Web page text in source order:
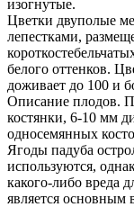
изогнутые.
Цветки двуполые
лепестками,
белого оттенков.
доживает до 100 и
Описание плодов.
костянки, 6-10 мм
односемянных
Ягоды падуба
используются,
какого-либо вреда
является основным